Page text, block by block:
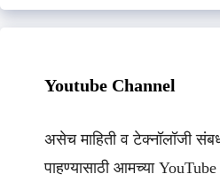
Youtube Channel
असेच माहिती व टेक्नॉलॉजी
पाहण्यासाठी आमच्या